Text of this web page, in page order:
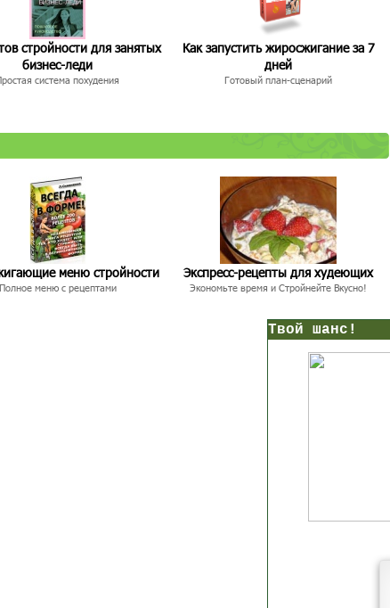
стройности для занятых
бизнес-леди
система похудения
Как запустить жиросжигание за 7
дней
Готовый план-сценарий
меню стройности
Полное меню с рецептами
Экспресс-рецепты для худеющих
Экономьте время и Стройнейте Вкусно!